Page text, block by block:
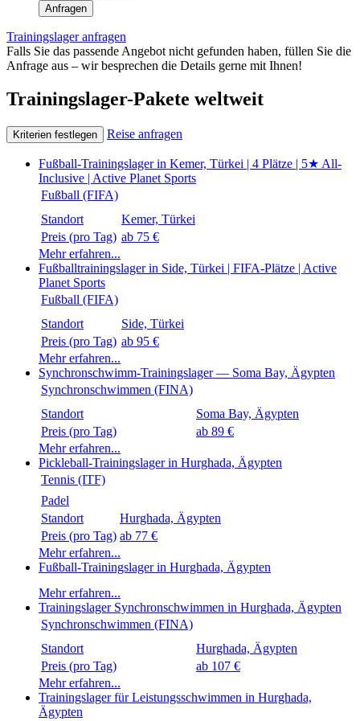
Anfragen
Trainingslager anfragen
Falls Sie das passende Angebot nicht gefunden haben, füllen Sie die
Anfrage aus – wir besprechen die Details gerne mit Ihnen!
Trainingslager-Pakete weltweit
Kriterien festlegen Reise anfragen
Fußball-Trainingslager in Kemer, Türkei | 4 Plätze | 5★ All-
Inclusive | Active Planet Sports
Fußball (FIFA)
Standort
Preis (pro Tag) ab 75 €
Mehr erfahren...
Fußballtrainingslager in Side, Türkei | FIFA-Plätze | Active
Planet Sports
Fußball (FIFA)
Standort
Preis (pro Tag) ab 95 €
Mehr erfahren...
Synchronschwimm-Trainingslager — Soma Bay, Ägypten
Synchronschwimmen (FINA)
Standort
Preis (pro Tag)
ab 89 €
Mehr erfahren...
Pickleball-Trainingslager in Hurghada, Ägypten
Tennis (ITF)
Padel
Standort
Preis (pro Tag) ab 77 €
Mehr erfahren...
Fußball-Trainingslager in Hurghada, Ägypten
Mehr erfahren...
Trainingslager Synchronschwimmen in Hurghada, Ägypten
Synchronschwimmen (FINA)
Standort
Preis (pro Tag)
ab 107 €
Mehr erfahren...
Trainingslager für Leistungsschwimmen in Hurghada,
Ägypten